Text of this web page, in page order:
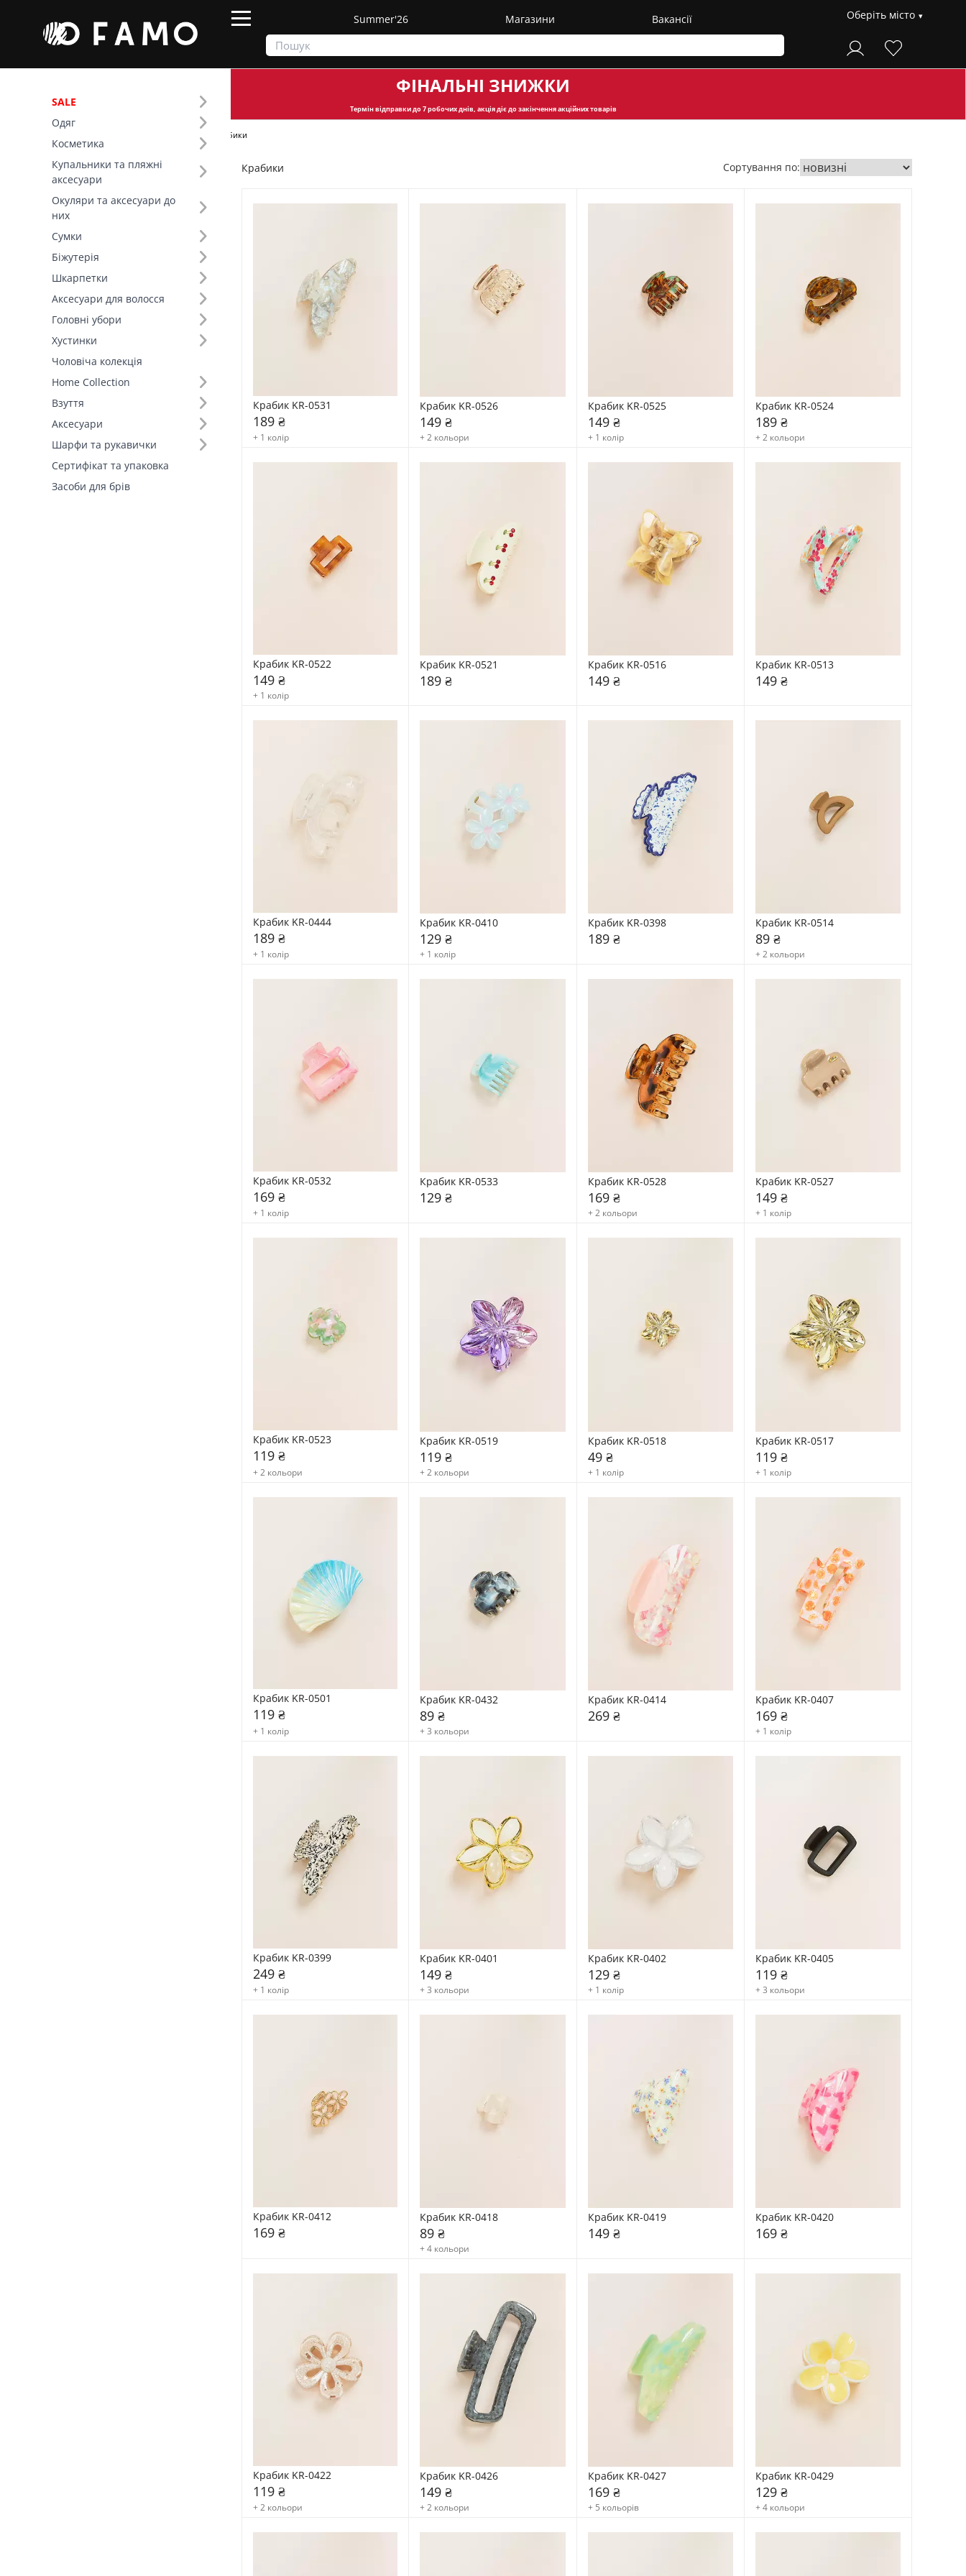
Summer'26 Магазини Вакансії Оберіть місто
SALE
Одяг
Косметика
Купальники та пляжні
аксесуари
Окуляри та аксесуари до
них
Сумки
Біжутерія
Шкарпетки
Аксесуари для волосся
Головні убори
Хустинки
Чоловіча колекція
Home Collection
Взуття
Аксесуари
Шарфи та рукавички
Сертифікат та упаковка
Засоби для брів
ФІНАЛЬНІ ЗНИЖКИ
Термін відправкидо 7 робочих днів, акція діє до закінчення акційних товарів
Крабики
Фільтр
Ціна
SALE
Основний колір (19)
Склад (4)
Тип (5)
Крабики Сортування по:
Крабик KR-0531
189 ₴
+ 1 колір
Крабик KR-0526
149 ₴
+ 2 кольори
Крабик KR-0525
149 ₴
+ 1 колір
Крабик KR-0524
189 ₴
+ 2 кольори
Крабик KR-0522
149 ₴
+ 1 колір
Крабик KR-0521
189 ₴
Крабик KR-0516
149 ₴
Крабик KR-0513
149 ₴
Крабик KR-0444
189 ₴
+ 1 колір
Крабик KR-0410
129 ₴
+ 1 колір
Крабик KR-0398
189 ₴
Крабик KR-0514
89 ₴
+ 2 кольори
Крабик KR-0532
169 ₴
+ 1 колір
Крабик KR-0533
129 ₴
Крабик KR-0528
169 ₴
+ 2 кольори
Крабик KR-0527
149 ₴
+ 1 колір
Крабик KR-0523
119 ₴
+ 2 кольори
Крабик KR-0519
119 ₴
+ 2 кольори
Крабик KR-0518
49 ₴
+ 1 колір
Крабик KR-0517
119 ₴
+ 1 колір
Крабик KR-0501
119 ₴
+ 1 колір
Крабик KR-0432
89 ₴
+ 3 кольори
Крабик KR-0414
269 ₴
Крабик KR-0407
169 ₴
+ 1 колір
Крабик KR-0399
249 ₴
+ 1 колір
Крабик KR-0401
149 ₴
+ 3 кольори
Крабик KR-0402
129 ₴
+ 1 колір
Крабик KR-0405
119 ₴
+ 3 кольори
Крабик KR-0412
169 ₴
Крабик KR-0418
89 ₴
+ 4 кольори
Крабик KR-0419
149 ₴
Крабик KR-0420
169 ₴
Крабик KR-0422
119 ₴
+ 2 кольори
Крабик KR-0426
149 ₴
+ 2 кольори
Крабик KR-0427
169 ₴
+ 5 кольорів
Крабик KR-0429
129 ₴
+ 4 кольори